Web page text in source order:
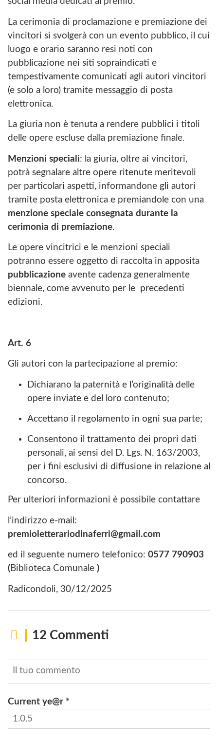
La cerimonia di proclamazione e premiazione dei
vincitori si svolgerà con un evento pubblico, il cui
luogo e orario saranno resi noti con
pubblicazione nei siti sopraindicati e
tempestivamente comunicati agli autori vincitori
(e solo a loro) tramite messaggio di posta
elettronica.
La giuria non è tenuta a rendere pubblici i titoli
delle opere escluse dalla premiazione finale.
Menzioni speciali: la giuria, oltre ai vincitori,
potrà segnalare altre opere ritenute meritevoli
per particolari aspetti, informandone gli autori
tramite posta elettronica e premiandole con una
menzione speciale consegnata durante la
cerimonia di premiazione.
Le opere vincitrici e le menzioni speciali
potranno essere oggetto di raccolta in apposita
pubblicazione avente cadenza generalmente
biennale, come avvenuto per le precedenti
edizioni.
Art. 6
Gli autori con la partecipazione al premio:
Dichiarano la paternità e l’originalità delle
opere inviate e del loro contenuto;
Accettano il regolamento in ogni sua parte;
Consentono il trattamento dei propri dati
personali, ai sensi del D. Lgs. N. 163/2003,
per i fini esclusivi di diffusione in relazione al
concorso.
Per ulteriori informazioni è possibile contattare
l’indirizzo e-mail:
premioletterariodinaferri@gmail.com
ed il seguente numero telefonico: 0577 790903
(Biblioteca Comunale )
Radicondoli, 30/12/2025
12 Commenti
Current ye@r *